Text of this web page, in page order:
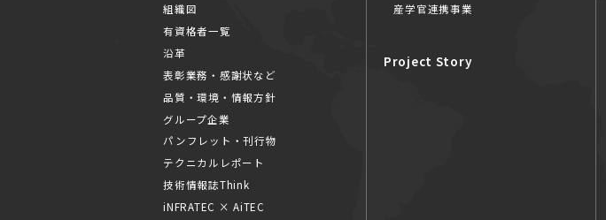
組織図
有資格者一覧
沿革
表彰業務・感謝状など
品質・環境・情報方針
グループ企業
パンフレット・刊行物
テクニカルレポート
技術情報誌Think
iNFRATEC × AiTEC
産学官連携事業
Project Story